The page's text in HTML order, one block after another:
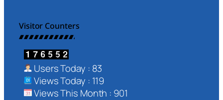
Visitor Counters
Users Today : 83
Views Today : 119
Views This Month : 901